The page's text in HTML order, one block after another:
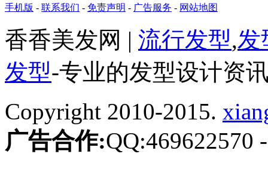
手机版 - 联系我们 - 免责声明 - 广告服务 - 网站地图
香香美发网 | 流行发型,发
发型-专业的发型设计资
Copyright 2010-2015.
广告合作:QQ:469622570